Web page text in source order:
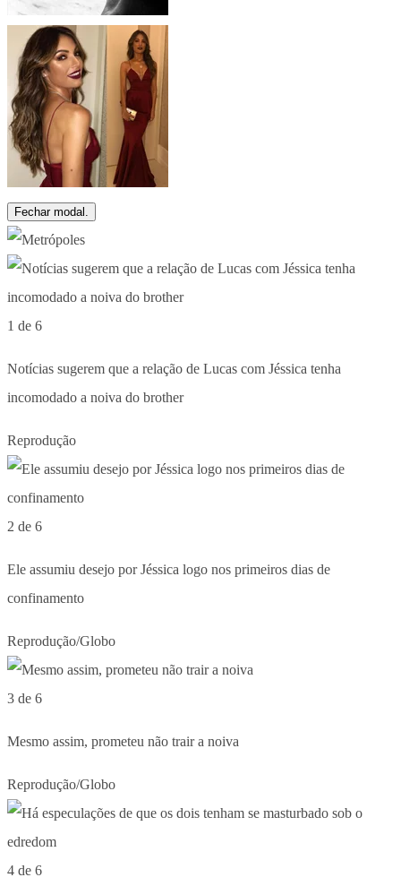
Fechar modal.
1 de 6
Notícias sugerem que a relação de Lucas com Jéssica tenha
incomodado a noiva do brother
Reprodução
2 de 6
Ele assumiu desejo por Jéssica logo nos primeiros dias de
confinamento
Reprodução/Globo
3 de 6
Mesmo assim, prometeu não trair a noiva
Reprodução/Globo
4 de 6